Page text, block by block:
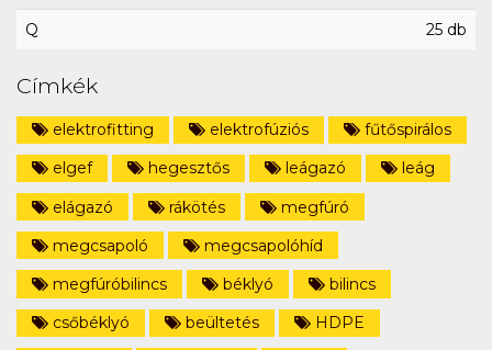
Q 25 db
Címkék
elektrofitting elektrofúziós
fűtőspirálos
elgef
hegesztős leágazó
leág
elágazó
rákötés
megfúró
megcsapoló
megcsapolóhíd
megfúróbilincs
béklyó
bilincs
csőbéklyó
beültetés
HDPE